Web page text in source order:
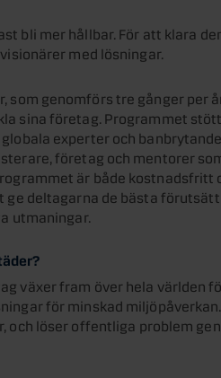
bli mer hållbar. För att klara
med lösningar.
som genomförs tre gånger per
sina företag. Programmet
experter och
företag och mentorer
är både kostnadsfritt
ge deltagarna de bästa
utmaningar.
växer fram över hela världen
för minskad
och löser offentliga problem